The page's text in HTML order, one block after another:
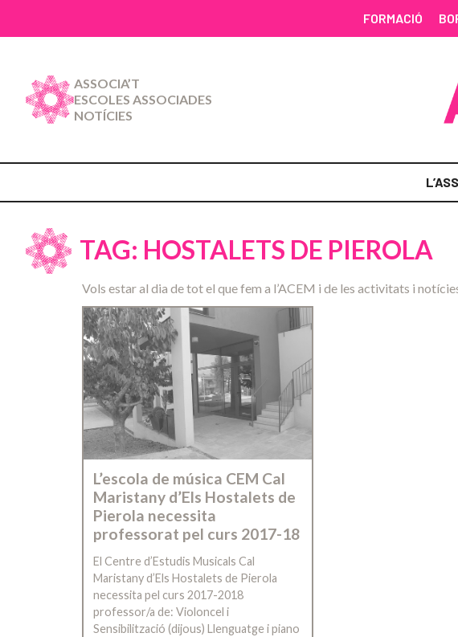
FORMACIÓ
ASSOCIA’T
ESCOLES ASSOCIADES
NOTÍCIES
TAG: HOSTALETS DE PIEROLA
Vols estar al dia de tot el que fem a l’ACEM i de les activitats i
L’escola de música CEM Cal
Maristany d’Els Hostalets de
Pierola necessita
professorat pel curs 2017-18
El Centre d’Estudis Musicals Cal
Maristany d’Els Hostalets de Pierola
necessita pel curs 2017-2018
professor/a de: Violoncel i
Sensibilització (dijous) Llenguatge i piano